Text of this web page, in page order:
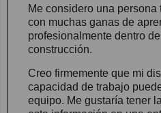
Me considero una
con muchas ganas de
profesionalmente dentro
construcción.
Creo firmemente que mi
capacidad de trabajo
equipo. Me gustaría tener